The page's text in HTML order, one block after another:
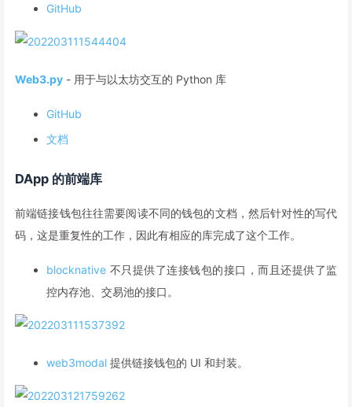
GitHub
Web3.py - 用于与以太坊交互的 Python 库
GitHub
文档
DApp 的前端库
前端链接钱包往往需要阅读不同的钱包的文档，然后针对性的写代
码，这是重复性的工作，因此有相应的库完成了这个工作。
blocknative 不只提供了连接钱包的接口，而且还提供了监
控内存池、交易池的接口。
web3modal 提供链接钱包的 UI 和封装。